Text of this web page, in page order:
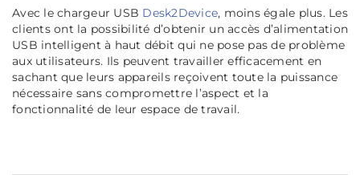
Avec le chargeur USB Desk2Device, moins égale plus. Les
clients ont la possibilité d’obtenir un accès d’alimentation
USB intelligent à haut débit qui ne pose pas de problème
aux utilisateurs. Ils peuvent travailler efficacement en
sachant que leurs appareils reçoivent toute la puissance
nécessaire sans compromettre l’aspect et la
fonctionnalité de leur espace de travail.